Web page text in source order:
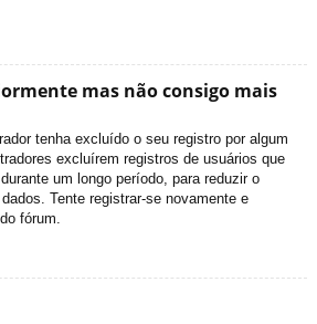
mas não consigo mais
tenha excluído o seu registro por algum
excluírem registros de usuários que
um longo período, para reduzir o
Tente registrar-se novamente e
fórum.